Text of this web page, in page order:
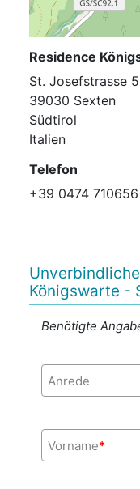
Residence
St. Josefstrasse
39030 Sexten
Südtirol
Italien
Telefon
+39 0474 710656
Königswarte -
Benötigte
Anrede
Vorname*